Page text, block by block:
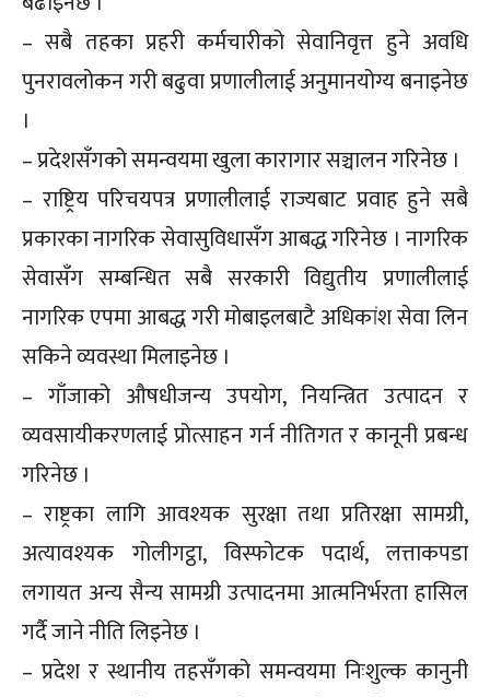
– सबै तहका प्रहरी कर्मचारीको सेवानिवृत्त हुने अवधि
पुनरावलोकन गरी बढुवा प्रणालीलाई अनुमानयोग्य बनाइनेछ
।
– प्रदेशसँगको समन्वयमा खुला कारागार सञ्चालन गरिनेछ ।
– राष्ट्रिय परिचयपत्र प्रणालीलाई राज्यबाट प्रवाह हुने सबै
प्रकारका नागरिक सेवासुविधासँग आबद्ध गरिनेछ । नागरिक
सेवासँग सम्बन्धित सबै सरकारी विद्युतीय प्रणालीलाई
नागरिक एपमा आबद्ध गरी मोबाइलबाटै अधिकांश सेवा लिन
सकिने व्यवस्था मिलाइनेछ ।
– गाँजाको औषधीजन्य उपयोग, नियन्त्रित उत्पादन र
व्यवसायीकरणलाई प्रोत्साहन गर्न नीतिगत र कानूनी प्रबन्ध
गरिनेछ ।
– राष्ट्रका लागि आवश्यक सुरक्षा तथा प्रतिरक्षा सामग्री,
अत्यावश्यक गोलीगट्ठा, विस्फोटक पदार्थ, लत्ताकपडा
लगायत अन्य सैन्य सामग्री उत्पादनमा आत्मनिर्भरता हासिल
गर्दै जाने नीति लिइनेछ ।
– प्रदेश र स्थानीय तहसँगको समन्वयमा निःशुल्क कानुनी